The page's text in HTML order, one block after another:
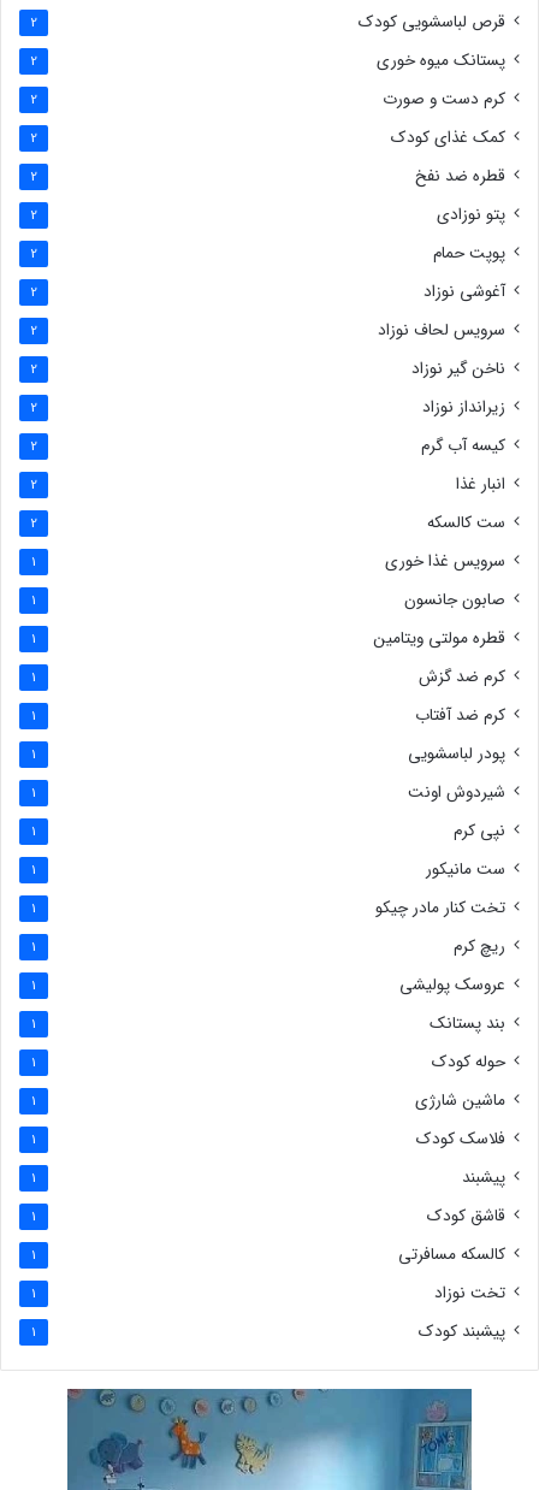
قرص لباسشویی کودک 2
پستانک میوه خوری 2
کرم دست و صورت 2
کمک غذای کودک 2
قطره ضد نفخ 2
پتو نوزادی 2
پوپت حمام 2
آغوشی نوزاد 2
سرویس لحاف نوزاد 2
ناخن گیر نوزاد 2
زیرانداز نوزاد 2
کیسه آب گرم 2
انبار غذا 2
ست کالسکه 2
سرویس غذا خوری 1
صابون جانسون 1
قطره مولتی ویتامین 1
کرم ضد گزش 1
کرم ضد آفتاب 1
پودر لباسشویی 1
شیردوش اونت 1
نپی کرم 1
ست مانیکور 1
تخت کنار مادر چیکو 1
ریچ کرم 1
عروسک پولیشی 1
بند پستانک 1
حوله کودک 1
ماشین شارژی 1
فلاسک کودک 1
پیشبند 1
قاشق کودک 1
کالسکه مسافرتی 1
تخت نوزاد 1
پیشبند کودک 1